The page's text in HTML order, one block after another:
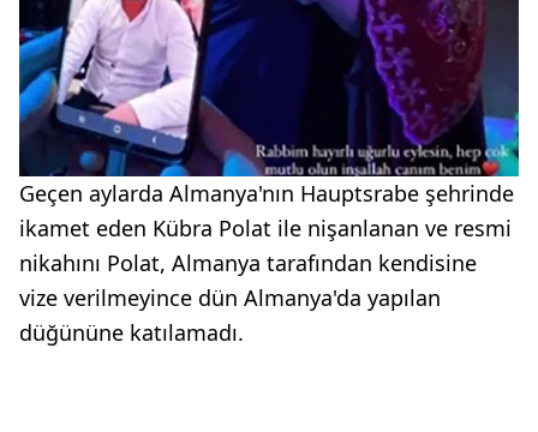
Geçen aylarda Almanya'nın Hauptsrabe şehrinde
ikamet eden Kübra Polat ile nişanlanan ve resmi
nikahını Polat, Almanya tarafından kendisine
vize verilmeyince dün Almanya'da yapılan
düğününe katılamadı.